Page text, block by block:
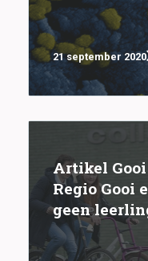
21 september 2020
Artikel
Regio Gooi
geen